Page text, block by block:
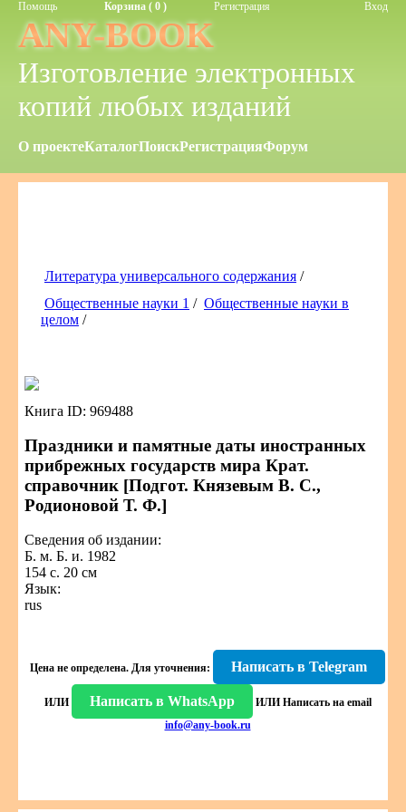
Помощь Корзина ( 0 ) Регистрация Вход
ANY-BOOK
Изготовление электронных
копий любых изданий
О проектеКаталогПоискРегистрацияФорум
Литература универсального содержания /
Общественные науки 1 / Общественные науки в
целом /
Книга ID: 969488
Праздники и памятные даты иностранных
прибрежных государств мира Крат.
справочник [Подгот. Князевым В. С.,
Родионовой Т. Ф.]
Сведения об издании:
Б. м. Б. и. 1982
154 с. 20 см
Язык:
rus
Цена не определена. Для уточнения: Написать в Telegram
ИЛИ Написать в WhatsApp ИЛИ Написать на email
info@any-book.ru